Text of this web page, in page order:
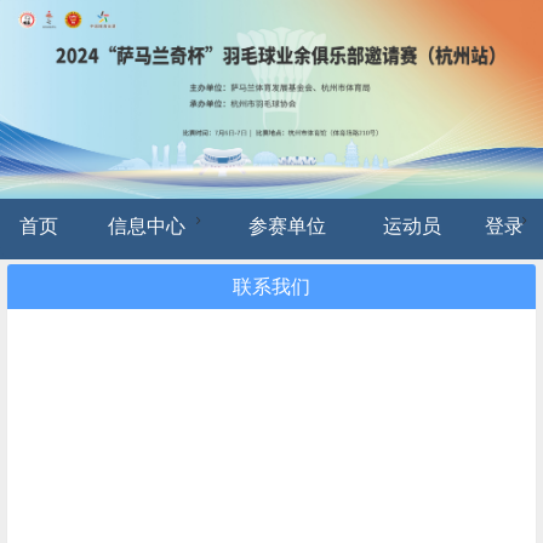
首页 信息中心 参赛单位 运动员 登录
联系我们